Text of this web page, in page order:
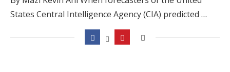
States Central Intelligence Agency (CIA) predicted …